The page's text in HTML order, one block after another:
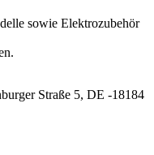
sowie Elektrozubehör
Straße 5, DE -18184